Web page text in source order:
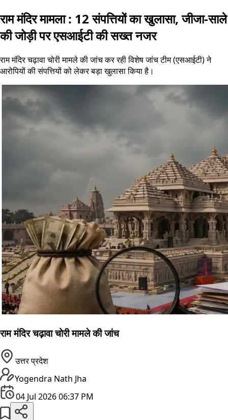
राम मंदिर मामला : 12 संपत्तियों का खुलासा, जीजा-साले
की जोड़ी पर एसआईटी की सख्त नजर
राम मंदिर चढ़ावा चोरी मामले की जांच कर रही विशेष जांच टीम (एसआईटी) ने
आरोपियों की संपत्तियों को लेकर बड़ा खुलासा किया है।
राम मंदिर चढ़ावा चोरी मामले की जांच
उत्तर प्रदेश
Yogendra Nath Jha
04 Jul 2026 06:37 PM